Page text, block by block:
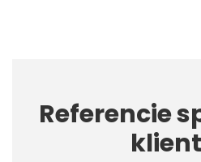
Referencie